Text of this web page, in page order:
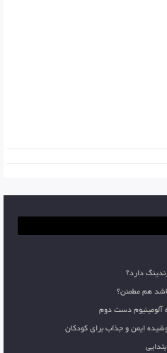
دارد؟
هم مطمئن؟
آلومینیوم دست دوم
ایمن و جذاب برای کودکان